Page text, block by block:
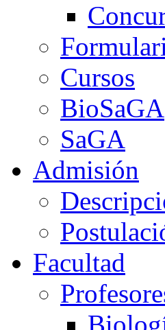
Cursos
BioSaGA
SaGA
Admisión
Facultad